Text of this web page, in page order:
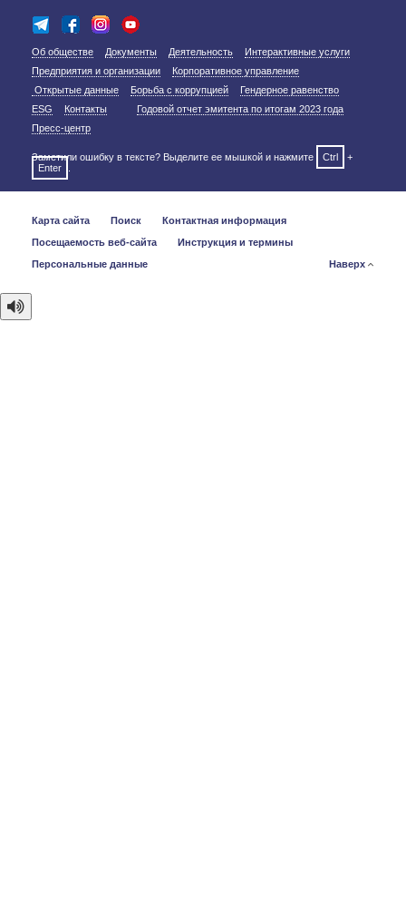
Об обществе Документы Деятельность
Интерактивные услуги
Предприятия и организации
Корпоративное управление
Открытые данные
Борьба с коррупцией
Гендерное равенство
ESG
Контакты
Годовой отчет эмитента по итогам 2023 года
Пресс-центр
Заметили ошибку в тексте? Выделите ее мышкой и нажмите Ctrl
+
Enter
Карта сайта Поиск
Контактная информация
Посещаемость веб-сайта
Инструкция и термины
Персональные данные
Наверх